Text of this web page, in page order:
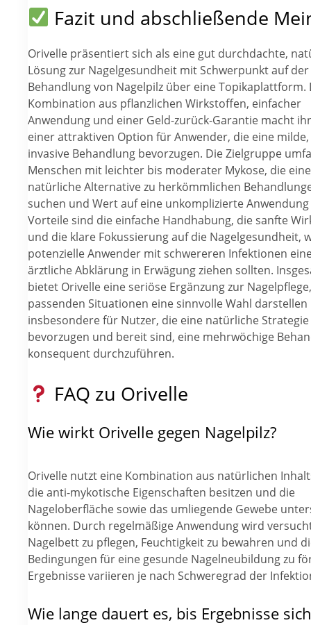
Fazit und abschließende
Orivelle präsentiert sich als eine gut durchdachte,
Lösung zur Nagelgesundheit mit Schwerpunkt auf der
Behandlung von Nagelpilz über eine Topikaplattform.
Kombination aus pflanzlichen Wirkstoffen, einfacher
Anwendung und einer Geld-zurück-Garantie macht
einer attraktiven Option für Anwender, die eine
invasive Behandlung bevorzugen. Die Zielgruppe
Menschen mit leichter bis moderater Mykose, die eine
natürliche Alternative zu herkömmlichen
suchen und Wert auf eine unkomplizierte Anwendung
Vorteile sind die einfache Handhabung, die sanfte
und die klare Fokussierung auf die Nagelgesundheit,
potenzielle Anwender mit schwereren Infektionen
ärztliche Abklärung in Erwägung ziehen sollten.
bietet Orivelle eine seriöse Ergänzung zur
passenden Situationen eine sinnvolle Wahl darstellen
insbesondere für Nutzer, die eine natürliche Strategie
bevorzugen und bereit sind, eine mehrwöchige
konsequent durchzuführen.
FAQ zu Orivelle
Wie wirkt Orivelle gegen Nagelpilz?
Orivelle nutzt eine Kombination aus natürlichen
die anti-mykotische Eigenschaften besitzen und die
Nageloberfläche sowie das umliegende Gewebe
können. Durch regelmäßige Anwendung wird
Nagelbett zu pflegen, Feuchtigkeit zu bewahren und
Bedingungen für eine gesunde Nagelneubildung zu
Ergebnisse variieren je nach Schweregrad der
Wie lange dauert es, bis Ergebnisse